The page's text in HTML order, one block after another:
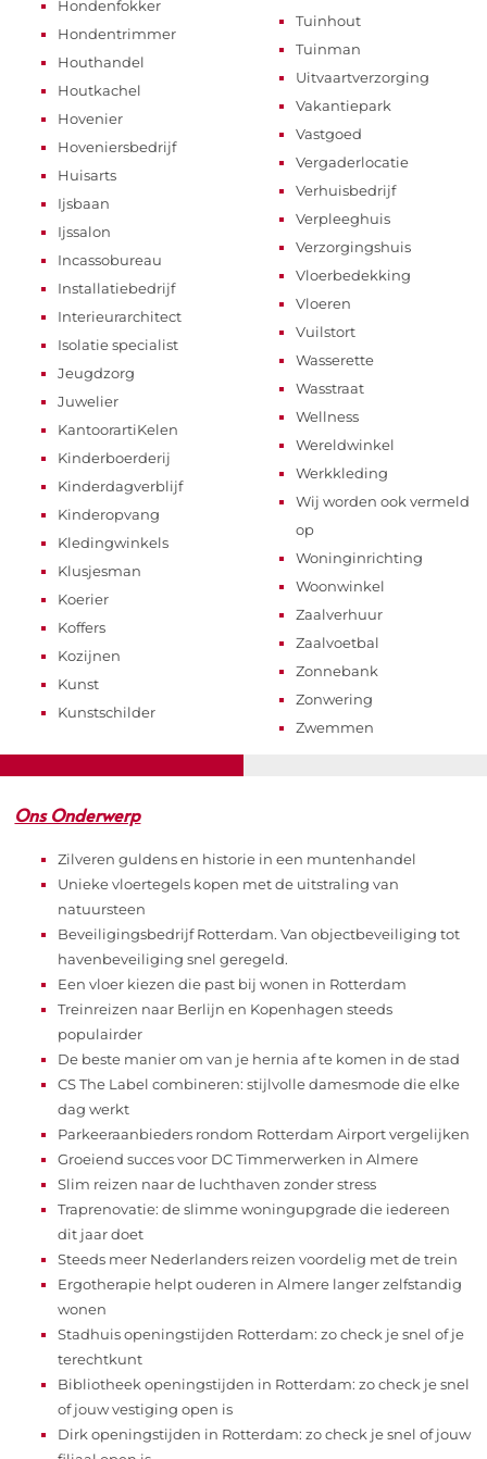
Hondenfokker
Hondentrimmer
Houthandel
Houtkachel
Hovenier
Hoveniersbedrijf
Huisarts
Ijsbaan
Ijssalon
Incassobureau
Installatiebedrijf
Interieurarchitect
Isolatie specialist
Jeugdzorg
Juwelier
KantoorartiKelen
Kinderboerderij
Kinderdagverblijf
Kinderopvang
Kledingwinkels
Klusjesman
Koerier
Koffers
Kozijnen
Kunst
Kunstschilder
Tuinhout
Tuinman
Uitvaartverzorging
Vakantiepark
Vastgoed
Vergaderlocatie
Verhuisbedrijf
Verpleeghuis
Verzorgingshuis
Vloerbedekking
Vloeren
Vuilstort
Wasserette
Wasstraat
Wellness
Wereldwinkel
Werkkleding
Wij worden ook vermeld
op
Woninginrichting
Woonwinkel
Zaalverhuur
Zaalvoetbal
Zonnebank
Zonwering
Zwemmen
Ons Onderwerp
Zilveren guldens en historie in een muntenhandel
Unieke vloertegels kopen met de uitstraling van
natuursteen
Beveiligingsbedrijf Rotterdam. Van objectbeveiliging tot
havenbeveiliging snel geregeld.
Een vloer kiezen die past bij wonen in Rotterdam
Treinreizen naar Berlijn en Kopenhagen steeds
populairder
De beste manier om van je hernia af te komen in de stad
CS The Label combineren: stijlvolle damesmode die elke
dag werkt
Parkeeraanbieders rondom Rotterdam Airport vergelijken
Groeiend succes voor DC Timmerwerken in Almere
Slim reizen naar de luchthaven zonder stress
Traprenovatie: de slimme woningupgrade die iedereen
dit jaar doet
Steeds meer Nederlanders reizen voordelig met de trein
Ergotherapie helpt ouderen in Almere langer zelfstandig
wonen
Stadhuis openingstijden Rotterdam: zo check je snel of je
terechtkunt
Bibliotheek openingstijden in Rotterdam: zo check je snel
of jouw vestiging open is
Dirk openingstijden in Rotterdam: zo check je snel of jouw